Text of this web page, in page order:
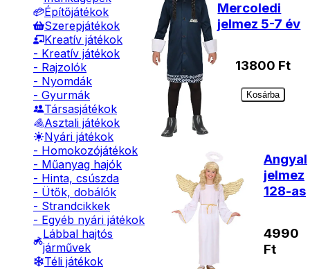
Építőjátékok
Szerepjátékok
Kreatív játékok
- Kreatív játékok
- Rajzolók
- Nyomdák
- Gyurmák
Társasjátékok
Asztali játékok
Nyári játékok
- Homokozójátékok
- Műanyag hajók
- Hinta, csúszda
- Ütők, dobálók
- Strandcikkek
- Egyéb nyári játékok
Lábbal hajtós
járművek
Téli játékok
Mercoledi
jelmez 5-7 év
13800 Ft
Kosárba
Angyal
jelmez
128-as
4990
Ft